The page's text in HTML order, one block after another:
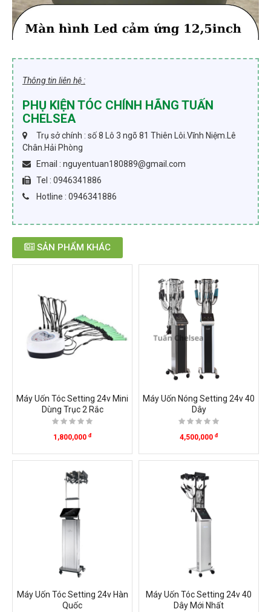
Thông tin liên hệ :
PHỤ KIỆN TÓC CHÍNH HÃNG TUẤN
CHELSEA
Trụ sở chính : số 8 Lô 3 ngõ 81 Thiên Lôi.Vĩnh Niệm.Lê
Chân.Hải Phòng
Email : nguyentuan180889@gmail.com
Tel : 0946341886
Hotline : 0946341886
SẢN PHẨM KHÁC
Máy Uốn Tóc Setting 24v Mini
Dùng Trục 2 Rắc
1,800,000 đ
Máy Uốn Nóng Setting 24v 40
Dây
4,500,000 đ
Máy Uốn Tóc Setting 24v Hàn
Quốc
Máy Uốn Tóc Setting 24v 40
Dây Mới Nhất